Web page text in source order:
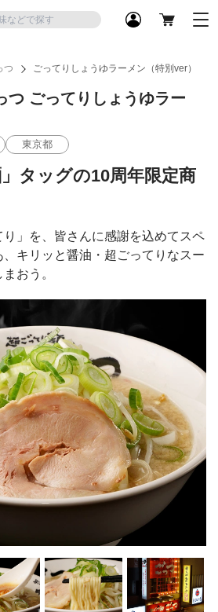
つ ごってりしょうゆラーメン（特別ver）
つ ごってりしょうゆラー
東京都
」タッグの10周年限定商
」を、皆さんに感謝を込めてスペ
キリッと醤油・超ごってりなスー
おう。